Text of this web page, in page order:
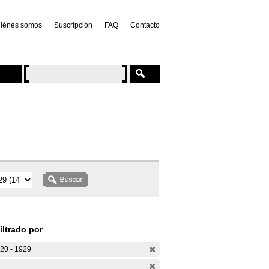
somos Suscripción FAQ Contacto
por
- 1929